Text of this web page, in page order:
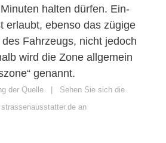
halten dürfen. Ein-
erlaubt, ebenso das zügige
Fahrzeugs, nicht jedoch
wird die Zone allgemein
genannt.
der Quelle
Sehen Sie sich die
an